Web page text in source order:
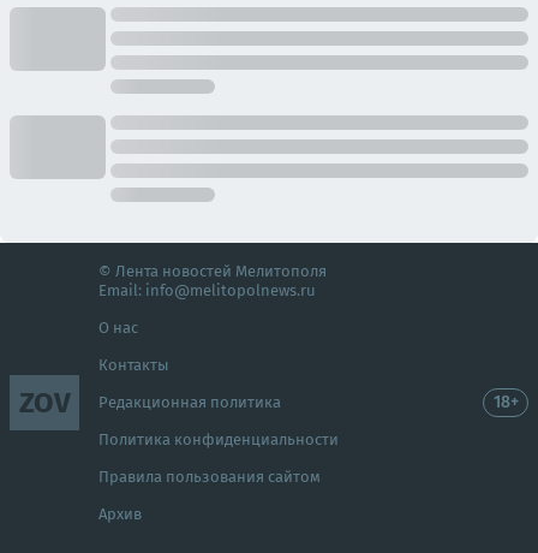
ZOV
© Лента новостей Мелитополя
Email: info@melitopolnews.ru
О нас
Контакты
Редакционная политика
Политика конфиденциальности
Правила пользования сайтом
Архив
18+